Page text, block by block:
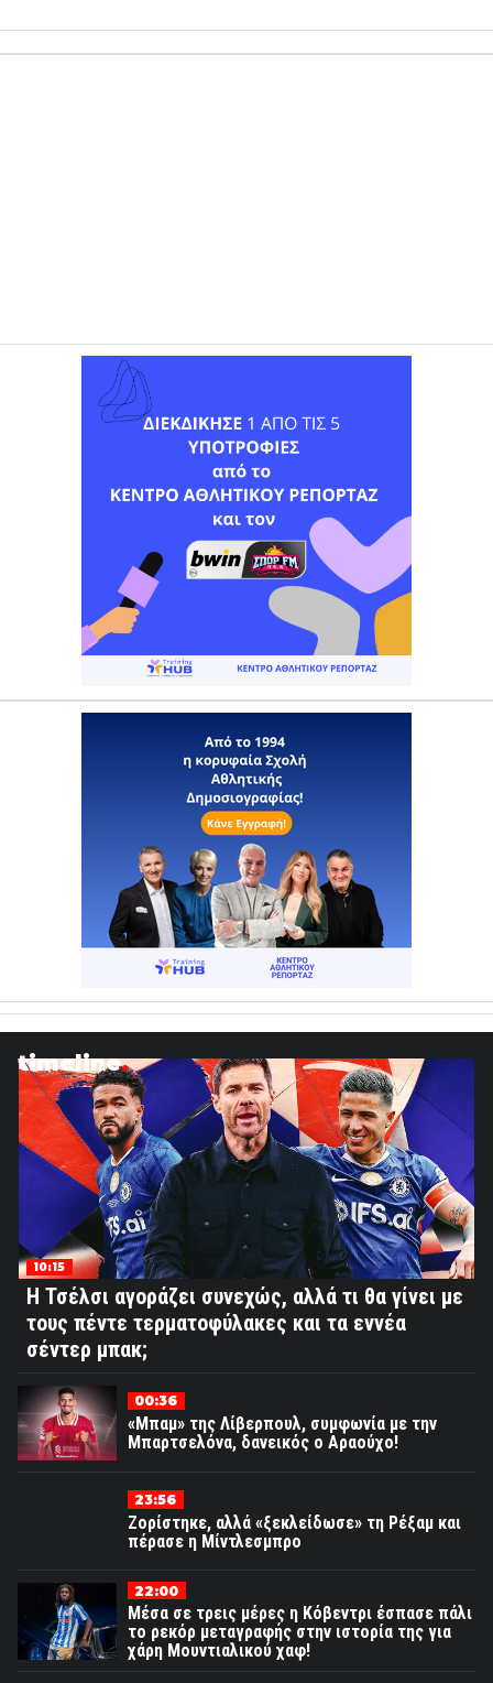
timeline
10:15
Η Τσέλσι αγοράζει συνεχώς, αλλά τι θα γίνει με
τους πέντε τερματοφύλακες και τα εννέα
σέντερ μπακ;
00:36
«Μπαμ» της Λίβερπουλ, συμφωνία με την
Μπαρτσελόνα, δανεικός ο Αραούχο!
23:56
Ζορίστηκε, αλλά «ξεκλείδωσε» τη Ρέξαμ και
πέρασε η Μίντλεσμπρο
22:00
Μέσα σε τρεις μέρες η Κόβεντρι έσπασε πάλι
το ρεκόρ μεταγραφής στην ιστορία της για
χάρη Μουντιαλικού χαφ!